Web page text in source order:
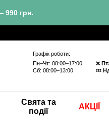
990 грн.
Графік роботи:
Пн–Чт: 08:00–17:00 ❌ Пт:
Сб: 08:00–13:00 💤
Свята та
події
АКЦІЇ